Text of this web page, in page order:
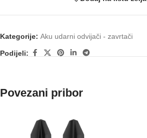
Kategorije: Aku udarni odvijači - zavrtači
Podijeli:
Povezani pribor